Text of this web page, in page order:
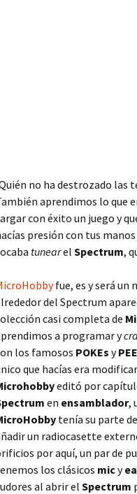
no ha destrozado las
aprendimos lo que
con éxito un juego y
presión con tus
tunearel Spectrum,
fue, es y será un
del Spectrum
casi completa de
a programar y
los famosos POKEs y
que hacías era
editó por
en ensamblador,
tenía su parte de
un radiocasette
por aquí, un par de
los clásicos micy
al abrir el Spectrum